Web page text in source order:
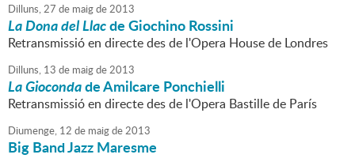
Dilluns,27 de maigde2013
La Dona del Llacde Giochino Rossini
Retransmissió en directe des de l'Opera House de Londres
Dilluns, 13 de maigde2013
La Giocondade Amilcare Ponchielli
Retransmissió en directe des de l'Opera Bastille de París
Diumenge, 12 de maigde2013
Big Band Jazz Maresme